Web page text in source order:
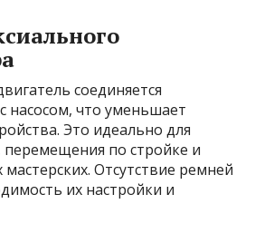
соединяется
насосом, что уменьшает
Это идеально для
по стройке и
Отсутствие ремней
их настройки и